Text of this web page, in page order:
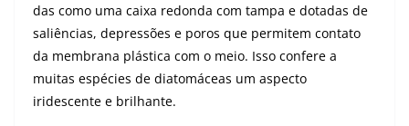
das como uma caixa redonda com tampa e dotadas de
saliências, depressões e poros que permitem contato
da membrana plástica com o meio. Isso confere a
muitas espécies de diatomáceas um aspecto
iridescente e brilhante.